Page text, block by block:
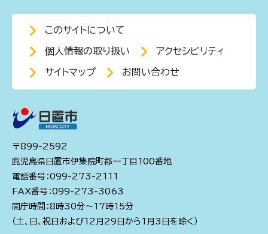
このサイトについて
個人情報の取り扱い アクセシビリティ
サイトマップ お問い合わせ
〒899-2592
鹿児島県日置市伊集院町郡一丁目100番地
電話番号：099-273-2111
FAX番号：099-273-3063
開庁時間：8時30分～17時15分
（土、日、祝日および12月29日から1月3日を除く）